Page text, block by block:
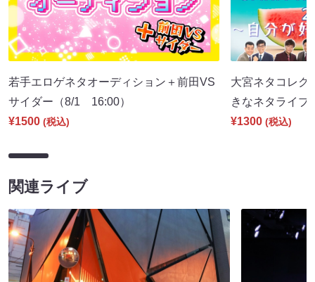
若手エロゲネタオーディション＋前田VS
サイダー（8/1 16:00）
¥1500 (税込)
大宮ネタコレク
きなネタライ
¥1300 (税込)
関連ライブ